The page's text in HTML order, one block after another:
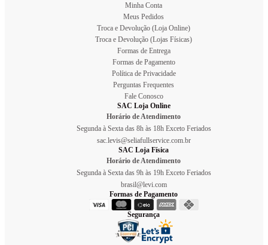
Minha Conta
Meus Pedidos
Troca e Devolução (Loja Online)
Troca e Devolução (Lojas Físicas)
Formas de Entrega
Formas de Pagamento
Política de Privacidade
Perguntas Frequentes
Fale Conosco
SAC Loja Online
Horário de Atendimento
Segunda à Sexta das 8h às 18h Exceto Feriados
sac.levis@seliafullservice.com.br
SAC Loja Física
Horário de Atendimento
Segunda à Sexta das 9h às 19h Exceto Feriados
brasil@levi.com
Formas de Pagamento
Segurança